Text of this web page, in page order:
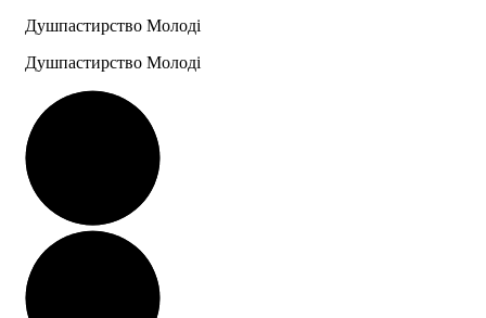
Душпастирство Молоді
Душпастирство Молоді